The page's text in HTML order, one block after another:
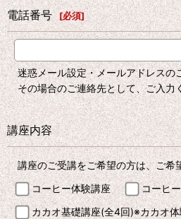
電話番号 [必須]
迷惑メール設定・メールアドレスの
その場合のご連絡先として、ご入力
講座内容
講座のご受講をご希望の方は、ご希
コーヒー体験講座
コーヒ
カカオ基礎講座(全4回)※カカオ